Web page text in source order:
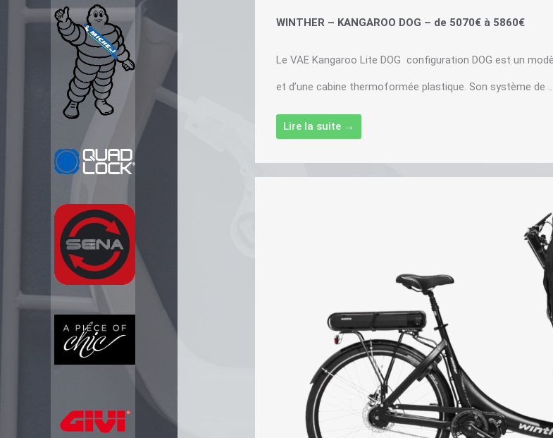
WINTHER – KANGAROO DOG – de 5070€ à 5860€
Le VAE Kangaroo Lite DOG configuration DOG est un
et d’une cabine thermoformée plastique. Son système de ...
Lire la suite →